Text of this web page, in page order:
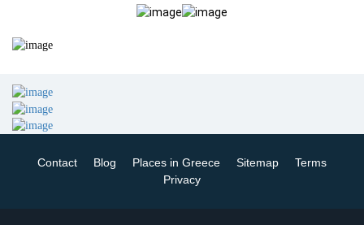
Contact Blog Places in Greece Sitemap
Terms
Privacy